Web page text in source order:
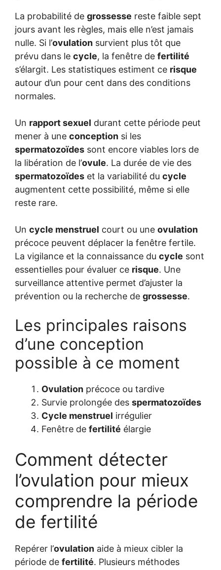
La probabilité de grossesse reste faible sept
jours avant les règles, mais elle n’est jamais
nulle. Si l’ovulation survient plus tôt que
prévu dans le cycle, la fenêtre de fertilité
s’élargit. Les statistiques estiment ce risque
autour d’un pour cent dans des conditions
normales.
Un rapport sexuel durant cette période peut
mener à une conception si les
spermatozoïdes sont encore viables lors de
la libération de l’ovule. La durée de vie des
spermatozoïdes et la variabilité du cycle
augmentent cette possibilité, même si elle
reste rare.
Un cycle menstruel court ou une ovulation
précoce peuvent déplacer la fenêtre fertile.
La vigilance et la connaissance du cycle sont
essentielles pour évaluer ce risque. Une
surveillance attentive permet d’ajuster la
prévention ou la recherche de grossesse.
Les principales raisons
d’une conception
possible à ce moment
Ovulation précoce ou tardive
Survie prolongée des spermatozoïdes
Cycle menstruel irrégulier
Fenêtre de fertilité élargie
Comment détecter
l’ovulation pour mieux
comprendre la période
de fertilité
Repérer l’ovulation aide à mieux cibler la
période de fertilité. Plusieurs méthodes